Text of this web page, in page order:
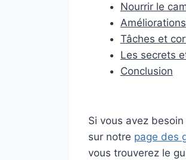
Nourrir le
Tâches et
Les secrets
Conclusion
Si vous avez
sur notre page des
vous trouverez le